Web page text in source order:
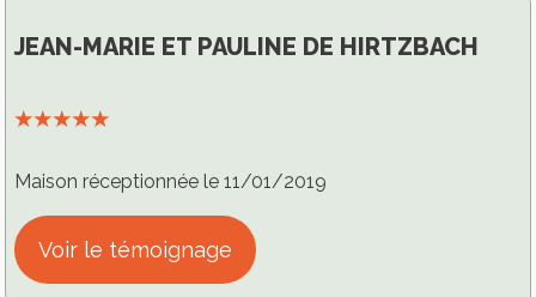
JEAN-MARIE ET PAULINE DE HIRTZBACH
⭑⭑⭑⭑⭑
Maison réceptionnée le 11/01/2019
Voir le témoignage